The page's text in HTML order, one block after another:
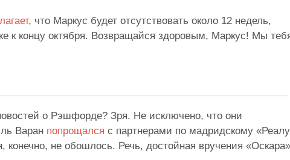
, что Маркус будет отсутствовать около 12 недель,
к концу октября. Возвращайся здоровым, Маркус! Мы
о Рэшфорде? Зря. Не исключено, что они
Варан попрощался с партнерами по мадридскому
конечно, не обошлось. Речь, достойная вручения